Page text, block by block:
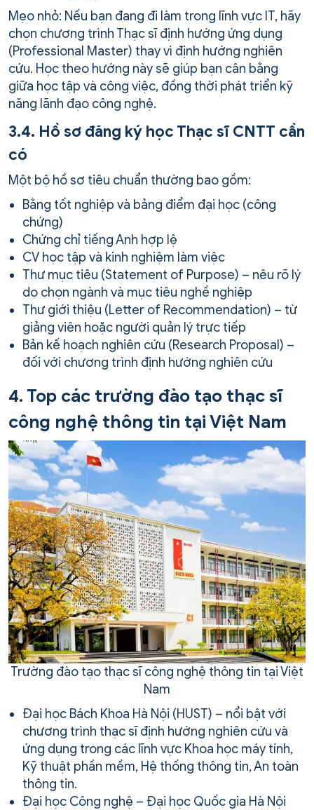
Mẹo nhỏ: Nếu bạn đang đi làm trong lĩnh vực IT, hãy
chọn chương trình Thạc sĩ định hướng ứng dụng
(Professional Master) thay vì định hướng nghiên
cứu. Học theo hướng này sẽ giúp bạn cân bằng
giữa học tập và công việc, đồng thời phát triển kỹ
năng lãnh đạo công nghệ.
3.4. Hồ sơ đăng ký học Thạc sĩ CNTT cần
có
Một bộ hồ sơ tiêu chuẩn thường bao gồm:
Bằng tốt nghiệp và bảng điểm đại học (công
chứng)
Chứng chỉ tiếng Anh hợp lệ
CV học tập và kinh nghiệm làm việc
Thư mục tiêu (Statement of Purpose) – nêu rõ lý
do chọn ngành và mục tiêu nghề nghiệp
Thư giới thiệu (Letter of Recommendation) – từ
giảng viên hoặc người quản lý trực tiếp
Bản kế hoạch nghiên cứu (Research Proposal) –
đối với chương trình định hướng nghiên cứu
4. Top các trường đào tạo thạc sĩ
công nghệ thông tin tại Việt Nam
Trường đào tạo thạc sĩ công nghệ thông tin tại Việt
Nam
Đại học Bách Khoa Hà Nội (HUST) – nổi bật với
chương trình thạc sĩ định hướng nghiên cứu và
ứng dụng trong các lĩnh vực Khoa học máy tính,
Kỹ thuật phần mềm, Hệ thống thông tin, An toàn
thông tin.
Đại học Công nghệ – Đại học Quốc gia Hà Nội